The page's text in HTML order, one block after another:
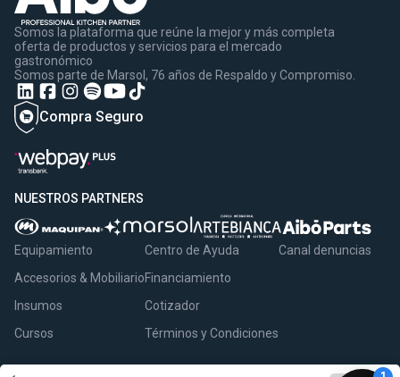
Somos la plataforma que reúne la mejor y más completa
oferta de productos y servicios para el mercado
gastronómico
Somos parte de Marsol, 76 años de Respaldo y Compromiso.
Compra Seguro
NUESTROS PARTNERS
Equipamiento
Accesorios & Mobiliario
Insumos
Cursos
Centro de Ayuda
Financiamiento
Cotizador
Términos y Condiciones
Canal denuncias